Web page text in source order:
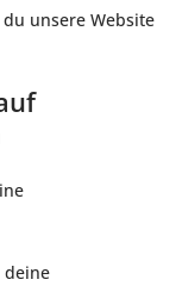
unsere Website
deine